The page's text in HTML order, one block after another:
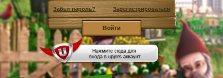
Забыт пароль? Зарегистрироваться